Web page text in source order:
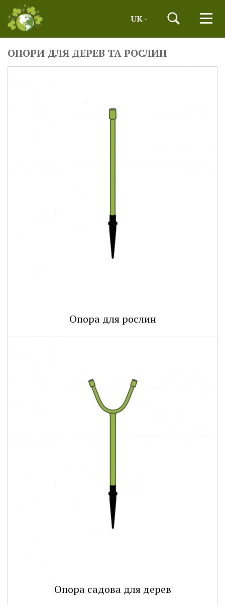
UK
ОПОРИ ДЛЯ ДЕРЕВ ТА РОСЛИН
Опора для рослин
Опора садова для дерев